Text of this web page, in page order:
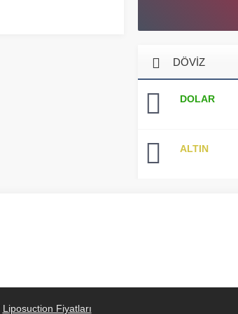
DÖVİZ
DOLAR
ALTIN
Liposuction Fiyatları